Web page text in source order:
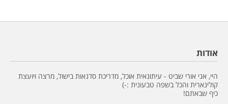
אודות
היי, אני אורי שביט - עיתונאית אוכל, מדריכת סדנאות בישול, מרצה ויועצת
קולינארית והכל בשפה טבעונית :-)
כיף שבאתם!